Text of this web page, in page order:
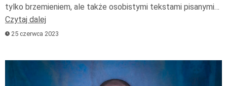
tylko brzemieniem, ale także osobistymi tekstami pisanymi…
Czytaj dalej
25 czerwca 2023
Odtwarzacz